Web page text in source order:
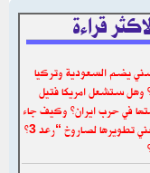
قراءة
يضم السعودية وتركيا
وهل ستشعل امريكا فتيل
في حرب ايران؟ وكيف جاء
الرد الإيراني السريع وماذا يعني تطويرها لصاروخ “رعد 3”